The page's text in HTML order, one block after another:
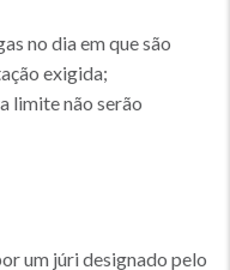
no dia em que são
exigida;
limite não serão
um júri designado pelo